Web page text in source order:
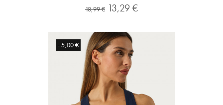
Preço
18,99 € Preço
13,29 €
- 5,00 €